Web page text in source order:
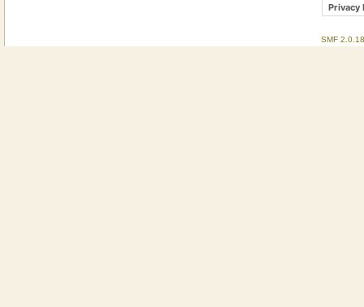
Privacy
SMF 2.0.18